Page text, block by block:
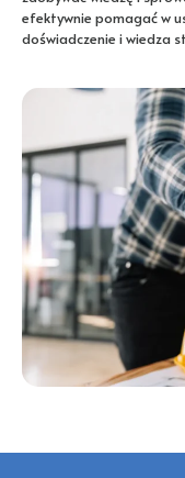
efektywnie pomagać w
doświadczenie i wiedza